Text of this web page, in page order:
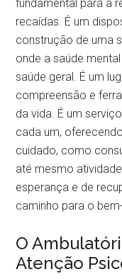
fundamental para a
recaídas. É um
construção de uma
onde a saúde
saúde geral. É um
compreensão e
da vida. É um
cada um,
cuidado, como
até mesmo
esperança e de
caminho para o
O
Atenção